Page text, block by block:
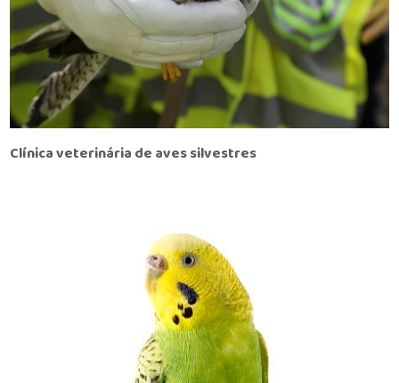
Clínica veterinária de aves silvestres